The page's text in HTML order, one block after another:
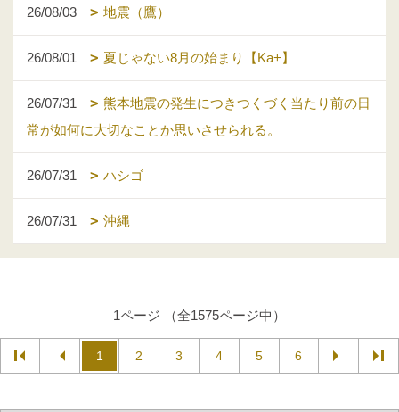
26/08/03 地震（鷹）
26/08/01 夏じゃない8月の始まり【Ka+】
26/07/31
熊本地震の発生につきつくづく当たり前の日
常が如何に大切なことか思いさせられる。
26/07/31 ハシゴ
26/07/31 沖縄
1ページ （全1575ページ中）
1 2 3 4 5 6